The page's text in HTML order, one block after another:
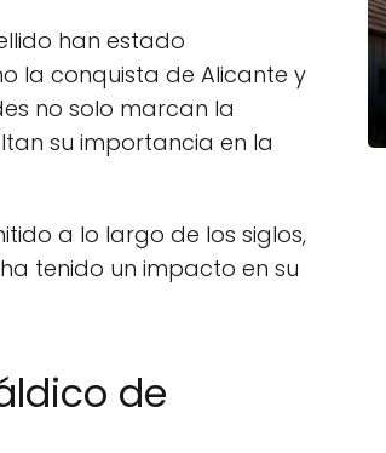
han estado
la conquista de Alicante y
no solo marcan la
su importancia en la
a lo largo de los siglos,
tenido un impacto en su
de